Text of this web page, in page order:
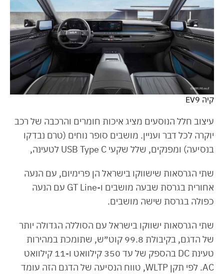
קיה EV9
עיצוב חלל הנוסעים מציג איכות חומרים והרכבה של רכב
יוקרה לכל דבר ועניין. מושבים סופר נוחים (טרם נבדקו
בנסיעה) ומפנקים, שלל שקעי USB Type C לטעינה,
שתי הגרסאות שישווקו בישראל הן פרימיום, עם הנעה
אחורית בגרסת שבעה מושבים ו-GT Line עם הנעה
כפולה בגרסת שישה מושבים.
שתי הגרסאות ישווקו בישראל עם הסוללה הגדולה יותר
של הדגם, בקיבולת 99.8 קוט״ש, שתומכת במהירות
טעינת DC בהספק של עד 350 קילוואט ו-11 קילוואט
AC. לפי תקן WLTP, טווח הנסיעה של הדגם הזה עומד